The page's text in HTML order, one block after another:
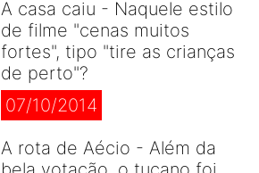
A casa caiu - Naquele estilo
de filme "cenas muitos
fortes", tipo "tire as crianças
de perto"?
07/10/2014
A rota de Aécio - Além da